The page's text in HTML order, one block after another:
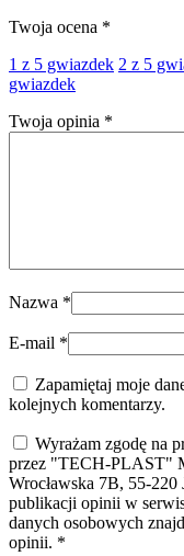
Twoja ocena *
1 z 5 gwiazdek 2 z 5
gwiazdek
Twoja opinia *
Nazwa *
E-mail *
Zapamiętaj moje
kolejnych komentarzy.
Wyrażam zgodę na
przez "TECH-PLAST"
Wrocławska 7B, 55-
publikacji opinii w
danych osobowych
opinii. *